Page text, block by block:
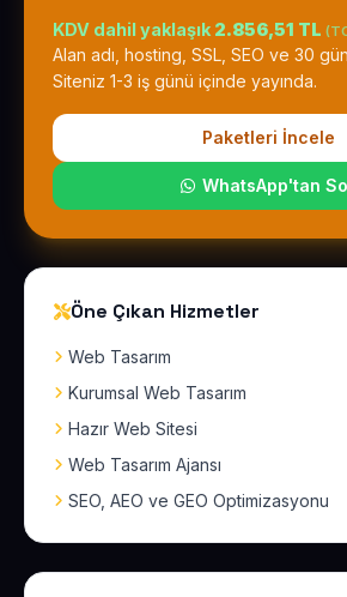
KDV dahil yaklaşık 2.856,51 TL
Alan adı, hosting, SSL, SEO ve 30
Siteniz 1-3 iş günü içinde yayında.
Paketleri İncele
WhatsApp'tan
Öne Çıkan Hizmetler
Web Tasarım
Kurumsal Web Tasarım
Hazır Web Sitesi
Web Tasarım Ajansı
SEO, AEO ve GEO Optimizasyonu